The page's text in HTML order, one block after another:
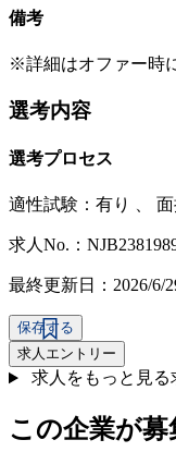
備考
※詳細はオファー時
選考内容
選考プロセス
適性試験： 有り
求人No.：
最終更新日：2026/6/
保存する
求人エントリー
求人をもっと見る
この企業が